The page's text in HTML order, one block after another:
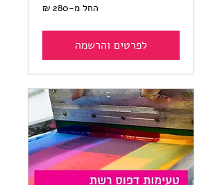
החל מ-‏280 ‏₪
לפרטים והרשמה